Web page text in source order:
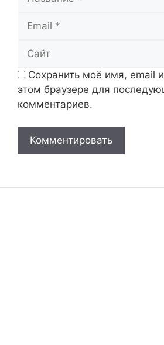
Сохранить моё имя, email
этом браузере для
комментариев.